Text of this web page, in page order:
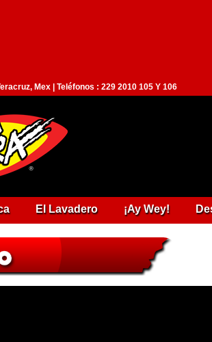
Mex | Teléfonos : 229 2010 105 Y 106
El Lavadero ¡Ay Wey!